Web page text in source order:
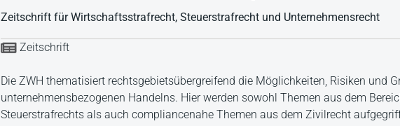
Zeitschrift für Wirtschaftsstrafrecht, Steuerstrafrecht und Unternehmensrecht
Zeitschrift
Die ZWH thematisiert rechtsgebietsübergreifend die Möglichkeiten, Risiken und
unternehmensbezogenen Handelns. Hier werden sowohl Themen aus dem
Steuerstrafrechts als auch compliancenahe Themen aus dem Zivilrecht